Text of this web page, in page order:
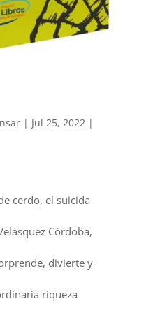
| Jul 25, 2022|
cerdo, el suicida
Córdoba,
divierte y
riqueza